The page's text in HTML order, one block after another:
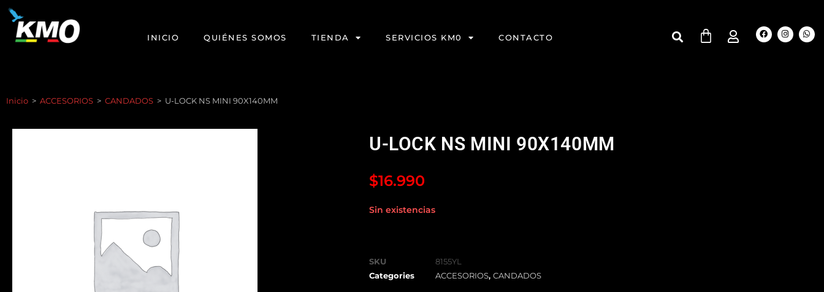
INICIO QUIÉNES SOMOS TIENDA SERVICIOS KM0 CONTACTO
Inicio > ACCESORIOS > CANDADOS > U-LOCK NS MINI 90X140MM
U-LOCK NS MINI 90X140MM
$16.990
Sin existencias
SKU
8155YL
Categories
ACCESORIOS,CANDADOS